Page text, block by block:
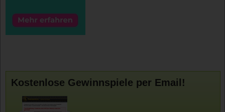
Kostenlose Gewinnspiele per Email!